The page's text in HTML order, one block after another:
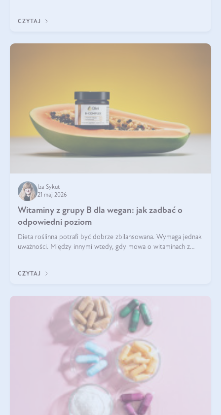
CZYTAJ
Iza Sykut
21 maj 2026
Witaminy z grupy B dla wegan: jak zadbać o
odpowiedni poziom
Dieta roślinna potrafi być dobrze zbilansowana. Wymaga jednak
uważności. Między innymi wtedy, gdy mowa o witaminach z
CZYTAJ